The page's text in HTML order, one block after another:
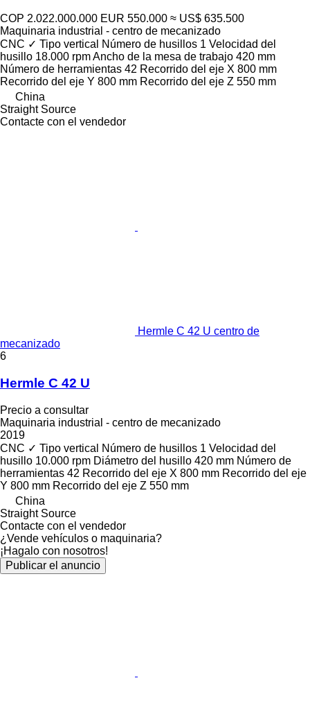
COP 2.022.000.000 EUR 550.000 ≈ US$ 635.500
Maquinaria industrial - centro de mecanizado
CNC ✓ Tipo vertical Número de husillos 1 Velocidad del
husillo 18.000 rpmAncho de la mesa de trabajo 420 mm
Número de herramientas 42 Recorrido del eje X 800 mm
Recorrido del eje Y 800 mm Recorrido del eje Z 550 mm
China
Straight Source
Contacte con el vendedor
Hermle C 42 U centro de
mecanizado
6
Hermle C 42 U
Precio a consultar
Maquinaria industrial - centro de mecanizado
2019
CNC ✓ Tipo vertical Número de husillos 1 Velocidad del
husillo 10.000 rpm Diámetro del husillo 420 mm Número de
herramientas 42 Recorrido del eje X 800 mm Recorrido del eje
Y 800 mm Recorrido del eje Z 550 mm
China
Straight Source
Contacte con el vendedor
¿Vende vehículos o maquinaria?
¡Hagalo con nosotros!
Publicar el anuncio